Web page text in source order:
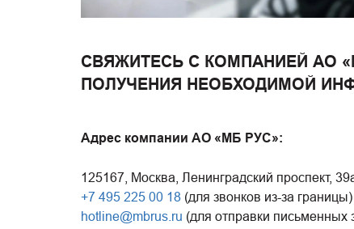
СВЯЖИТЕСЬ С КОМПАНИЕЙ АО
ПОЛУЧЕНИЯ НЕОБХОДИМОЙ
Адрес компании АО «МБ РУС»:
125167, Москва, Ленинградский проспект,
+7 495 225 00 18 (для звонков из-за границы)
hotline@mbrus.ru (для отправки письменных